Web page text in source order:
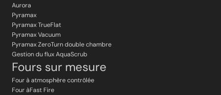
Aurora
Pyramax
Pyramax TrueFlat
Pyramax Vacuum
Pyramax ZeroTurn double chambre
Gestion du flux AquaScrub
Fours sur mesure
Four à atmosphère contrôlée
Four àFast Fire